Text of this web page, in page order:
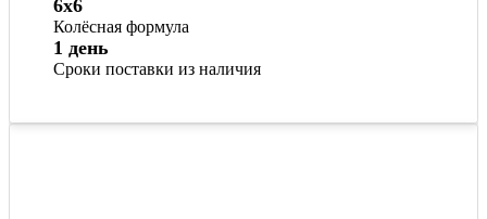
Колёсная формула
6x6
Сроки поставки из наличия
1 день